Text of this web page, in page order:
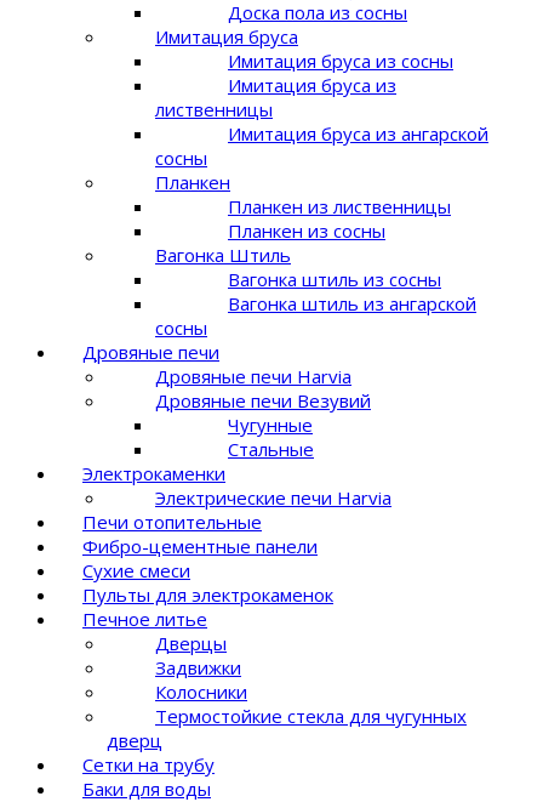
Доска пола из сосны
Имитация бруса
Имитация бруса из сосны
Имитация бруса из
лиственницы
Имитация бруса из ангарской
сосны
Планкен
Планкен из лиственницы
Планкен из сосны
Вагонка Штиль
Вагонка штиль из сосны
Вагонка штиль из ангарской
сосны
Дровяные печи
Дровяные печи Harvia
Дровяные печи Везувий
Чугунные
Стальные
Электрокаменки
Электрические печи Harvia
Печи отопительные
Фибро-цементные панели
Сухие смеси
Пульты для электрокаменок
Печное литье
Дверцы
Задвижки
Колосники
Термостойкие стекла для чугунных
дверц
Сетки на трубу
Баки для воды